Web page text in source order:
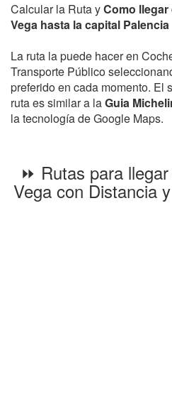
Calcular la Ruta yComo llegar
Vega hasta la capital Palencia
La ruta la puede hacer en
Transporte Público
preferido en cada momento. El
ruta es similar a laGuia
la tecnología de Google Maps.
⏩ Rutas para
Vega con Distancia